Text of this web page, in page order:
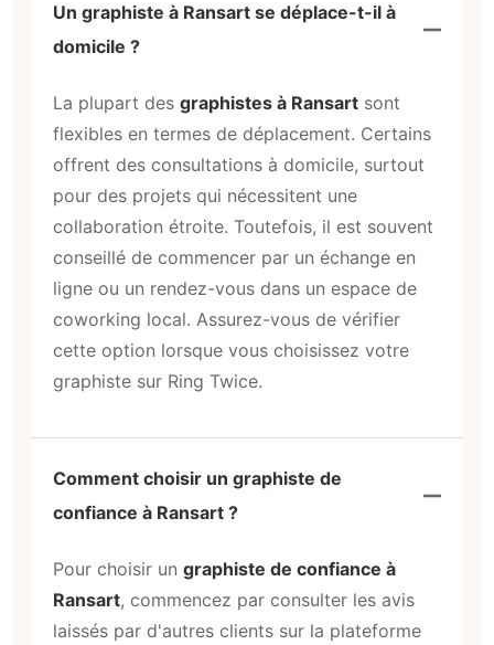
Un graphiste à Ransart se déplace-t-il à
domicile ?
La plupart des graphistes à Ransart sont
flexibles en termes de déplacement. Certains
offrent des consultations à domicile, surtout
pour des projets qui nécessitent une
collaboration étroite. Toutefois, il est souvent
conseillé de commencer par un échange en
ligne ou un rendez-vous dans un espace de
coworking local. Assurez-vous de vérifier
cette option lorsque vous choisissez votre
graphiste sur Ring Twice.
Comment choisir un graphiste de
confiance à Ransart ?
Pour choisir un graphiste de confiance à
Ransart, commencez par consulter les avis
laissés par d'autres clients sur la plateforme